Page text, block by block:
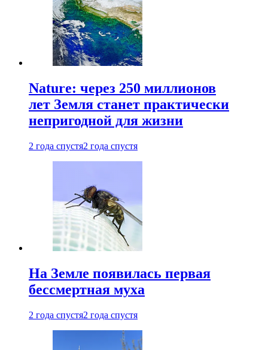
Nature: через 250 миллионов
лет Земля станет практически
непригодной для жизни
2 года спустя2 года спустя
На Земле появилась первая
бессмертная муха
2 года спустя2 года спустя